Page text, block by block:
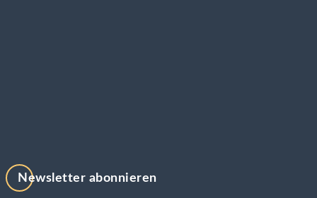
Newsletter abonnieren